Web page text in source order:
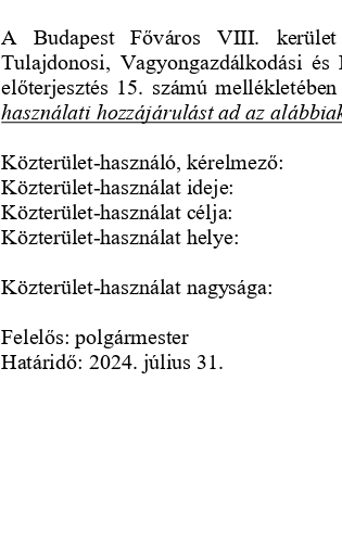
A  Budapest  Főváros  VIII.  kerület
Tulajdonosi,  Vagyongazdálkodási  és
előterjesztés 15. számú
használati hozzájárulást ad az
Közterület-használó, kérelmező:
Közterület-használat ideje:
Közterület-használat célja:
Közterület-használat helye:
Közterület-használat nagysága:
Felelős: polgármester
Határidő: 2024. július 31.